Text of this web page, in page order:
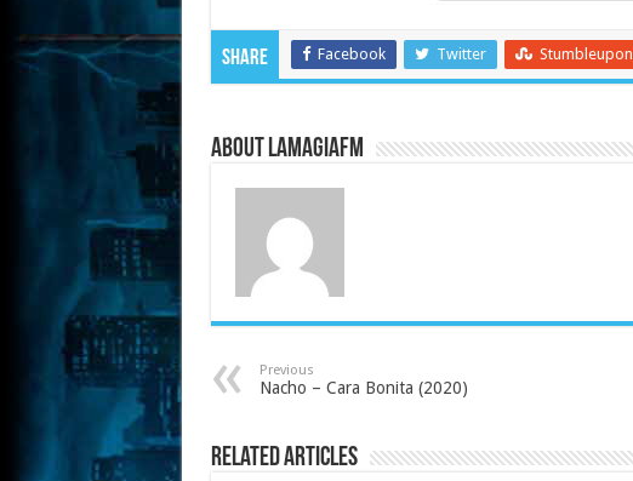
Share Facebook Twitter Stumbleupon
About LaMagiaFM
Previous
Nacho – Cara Bonita (2020)
Related Articles